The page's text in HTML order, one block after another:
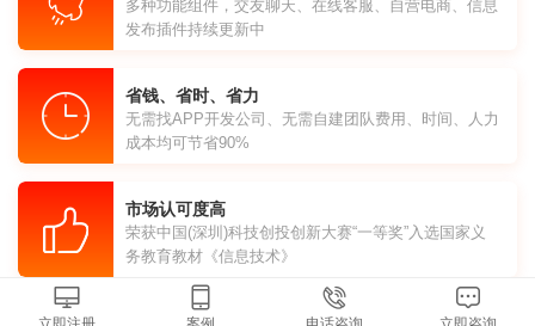
多种功能组件，交友聊天、在线客服、自营电商、信息
发布插件持续更新中
省钱、省时、省力
无需找APP开发公司、无需自建团队费用、时间、人力
成本均可节省90%
市场认可度高
荣获中国(深圳)科技创投创新大赛“一等奖”入选国家义
务教育教材《信息技术》